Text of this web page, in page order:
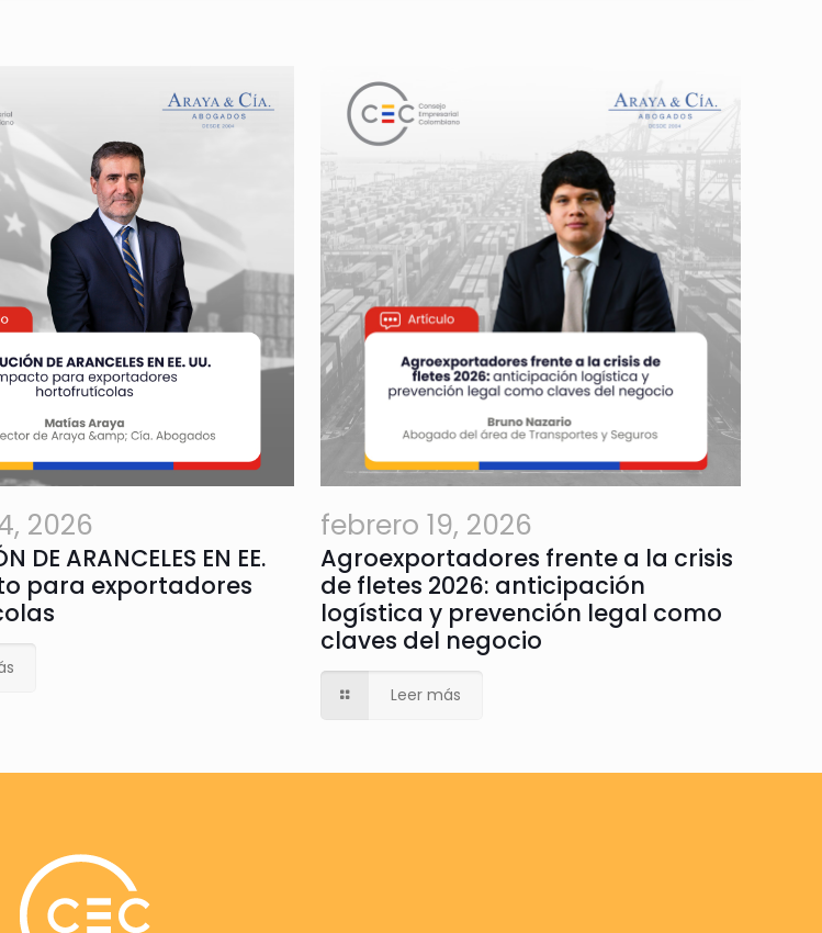
2026
DE ARANCELES EN EE.
para exportadores
febrero 19, 2026
Agroexportadores frente a la crisis
de fletes 2026: anticipación
logística y prevención legal como
claves del negocio
Leer más